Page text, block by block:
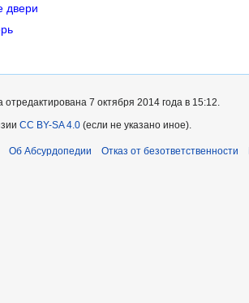
двери
7 октября 2014 года в 15:12.
CC BY-SA 4.0 (если не указано иное).
Об Абсурдопедии Отказ от безответственности